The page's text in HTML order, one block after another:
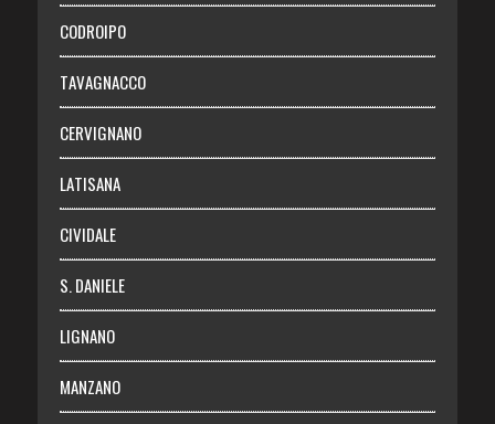
Necrologie
Chi siamo
Abbonati
Login
CODROIPO
TAVAGNACCO
CERVIGNANO
LATISANA
CIVIDALE
S. DANIELE
LIGNANO
MANZANO